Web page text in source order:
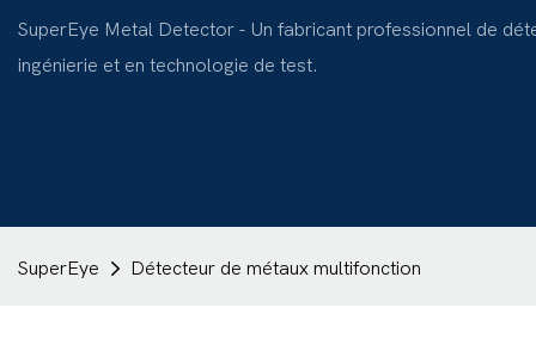
SuperEye Metal Detector - Un fabricant professionnel de
ingénierie et en technologie de test.
SuperEye Détecteur de métaux multifonction